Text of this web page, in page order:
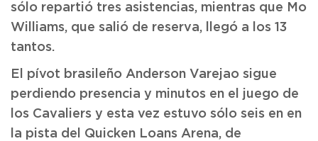
sólo repartió tres asistencias, mientras que Mo
Williams, que salió de reserva, llegó a los 13
tantos.
El pívot brasileño Anderson Varejao sigue
perdiendo presencia y minutos en el juego de
los Cavaliers y esta vez estuvo sólo seis en en
la pista del Quicken Loans Arena, de